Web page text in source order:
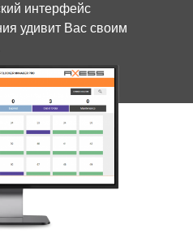
интерфейс
удивит Вас своим